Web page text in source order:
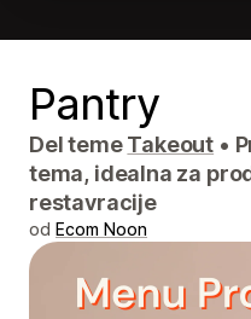
Pantry
Del temeTakeout •
tema, idealna za
restavracije
od Ecom Noon